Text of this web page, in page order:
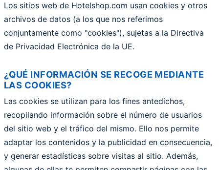
Los sitios web de Hotelshop.com usan cookies y otros
archivos de datos (a los que nos referimos
conjuntamente como "cookies"), sujetas a la Directiva
de Privacidad Electrónica de la UE.
¿QUÉ INFORMACIÓN SE RECOGE MEDIANTE
LAS COOKIES?
Las cookies se utilizan para los fines antedichos,
recopilando información sobre el número de usuarios
del sitio web y el tráfico del mismo. Ello nos permite
adaptar los contenidos y la publicidad en consecuencia,
y generar estadísticas sobre visitas al sitio. Además,